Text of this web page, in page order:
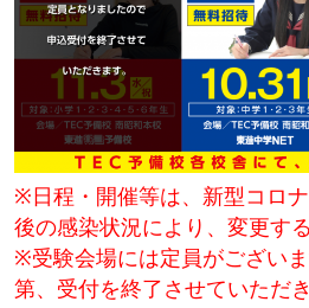
※日程・開催等は、新型コロ
後の感染状況により、変更す
※受験会場には定員がござい
第、受付を終了させていただき